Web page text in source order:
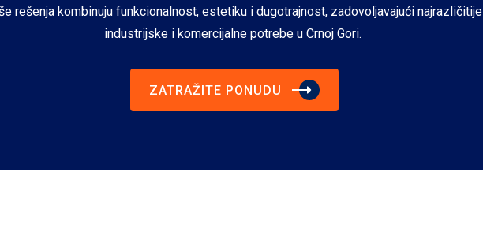
rešenja kombinuju funkcionalnost, estetiku i dugotrajnost, zadovoljavajući najrazličitije
industrijske i komercijalne potrebe u Crnoj Gori.
ZATRAŽITE PONUDU